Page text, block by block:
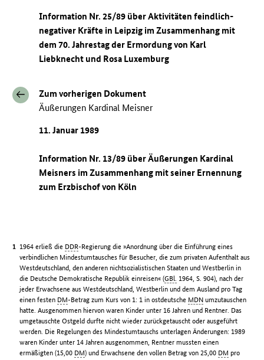
Information Nr. 25/89 über Aktivitäten feindlich-
negativer Kräfte in Leipzig im Zusammenhang mit
dem 70. Jahrestag der Ermordung von Karl
Liebknecht und Rosa Luxemburg
Zum vorherigen Dokument
Äußerungen Kardinal Meisner
11. Januar 1989
Information Nr. 13/89 über Äußerungen Kardinal
Meisners im Zusammenhang mit seiner Ernennung
zum Erzbischof von Köln
1964 erließ die DDR-Regierung die »Anordnung über die Einführung eines
verbindlichen Mindestumtausches für Besucher, die zum privaten Aufenthalt aus
Westdeutschland, den anderen nichtsozialistischen Staaten und Westberlin in
die Deutsche Demokratische Republik einreisen« (GBl. 1964, S. 904), nach der
jeder Erwachsene aus Westdeutschland, Westberlin und dem Ausland pro Tag
einen festen DM-Betrag zum Kurs von 1: 1 in ostdeutsche MDN umzutauschen
hatte. Ausgenommen hiervon waren Kinder unter 16 Jahren und Rentner. Das
umgetauschte Ostgeld durfte nicht wieder zurückgetauscht oder ausgeführt
werden. Die Regelungen des Mindestumtauschs unterlagen Änderungen: 1989
waren Kinder unter 14 Jahren ausgenommen, Rentner mussten einen
ermäßigten (15,00 DM) und Erwachsene den vollen Betrag von 25,00 DM pro